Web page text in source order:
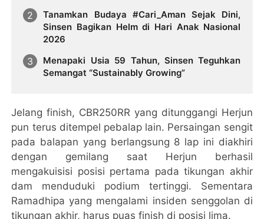
Tanamkan Budaya #Cari_Aman Sejak Dini,
Sinsen Bagikan Helm di Hari Anak Nasional
2026
Menapaki Usia 59 Tahun, Sinsen Teguhkan
Semangat “Sustainably Growing”
Jelang finish, CBR250RR yang ditunggangi Herjun
pun terus ditempel pebalap lain. Persaingan sengit
pada balapan yang berlangsung 8 lap ini diakhiri
dengan gemilang saat Herjun berhasil
mengakuisisi posisi pertama pada tikungan akhir
dam menduduki podium tertinggi. Sementara
Ramadhipa yang mengalami insiden senggolan di
tikungan akhir, harus puas finish di posisi lima.